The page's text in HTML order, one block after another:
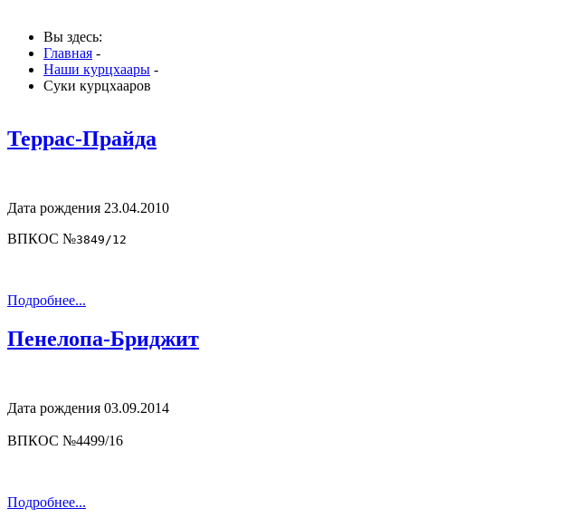
Вы здесь:
Главная -
Наши курцхаары -
Суки курцхааров
Террас-Прайда
Дата рождения 23.04.2010
ВПКОС №3849/12
Подробнее...
Пенелопа-Бриджит
Дата рождения 03.09.2014
ВПКОС №4499/16
Подробнее...